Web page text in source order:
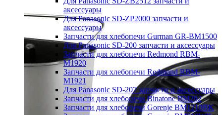
аксессуары
Для Panasonic SD-ZP2000 запчасти и
аксессуары
Запчасти для хлебопечи Gurman GR-BM1500
Для Panasonic SD-200 запчасти и аксессуары
Запчасти для хлебопечи Redmond RBM-
M1920
Запчасти для хлебопечи Redmond RBM-
M1921
Для Panasonic SD-207 запчасти и аксессуары
Запчасти для хлебопечи Binatone BM202
Запчасти для хлебопечи Gorenje BM1210BK